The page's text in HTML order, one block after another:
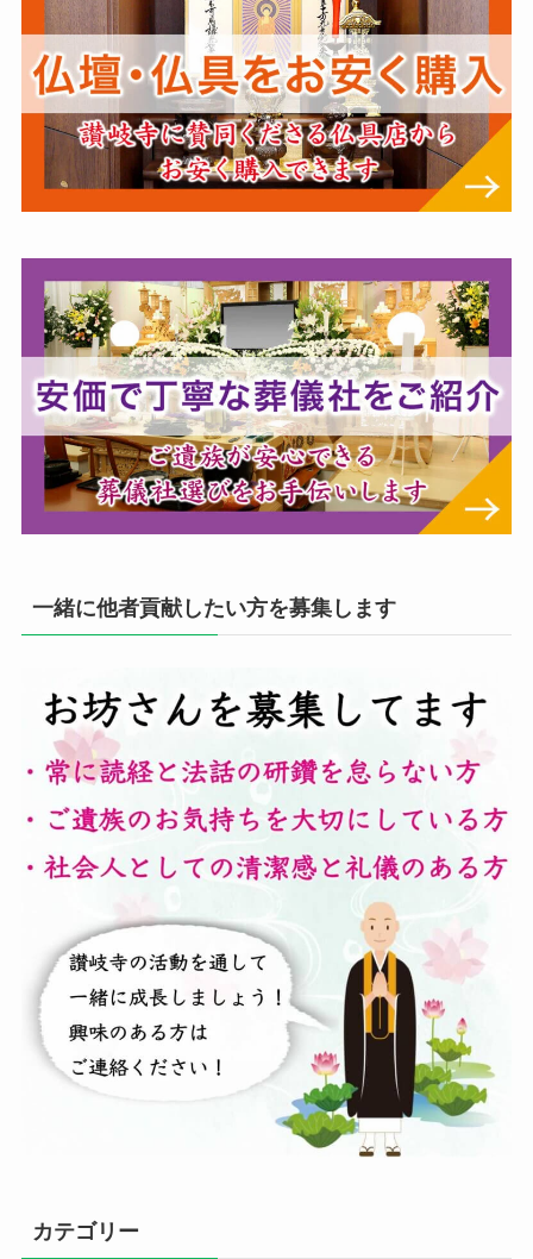
一緒に他者貢献したい方を募集します
カテゴリー